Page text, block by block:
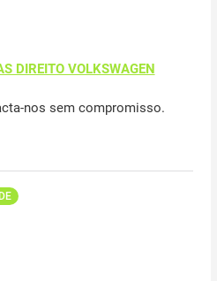
DIREITO VOLKSWAGEN
nos sem compromisso.